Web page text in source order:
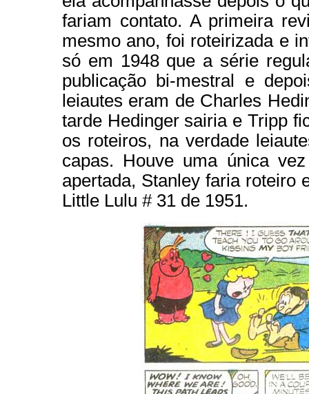
fariam contato. A primeira
mesmo ano, foi roteirizada e
só em 1948 que a série
publicação bi-mestral e
leiautes eram de Charles
tarde Hedinger sairia e Tripp
os roteiros, na verdade
capas. Houve uma única
apertada, Stanley faria roteiro
Little Lulu # 31 de 1951.